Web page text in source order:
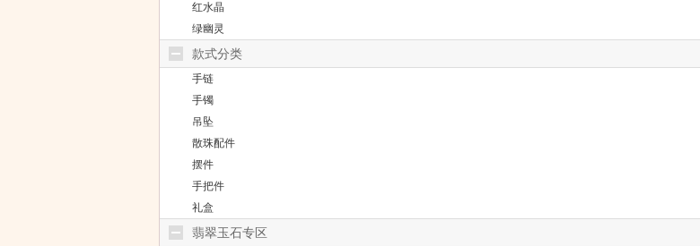
红水晶
绿幽灵
款式分类
手链
手镯
吊坠
散珠配件
摆件
手把件
礼盒
翡翠玉石专区